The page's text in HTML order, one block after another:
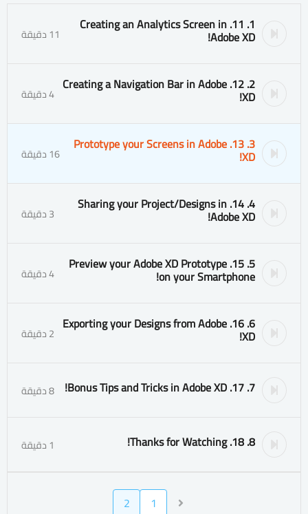
1. 11. Creating an Analytics Screen in
Adobe XD! 11 دقيقة
2. 12. Creating a Navigation Bar in Adobe
XD! 4 دقيقة
3. 13. Prototype your Screens in Adobe
XD! 16 دقيقة
4. 14. Sharing your Project/Designs in
Adobe XD! 3 دقيقة
5. 15. Preview your Adobe XD Prototype
on your Smartphone! 4 دقيقة
6. 16. Exporting your Designs from Adobe
XD! 2 دقيقة
7. 17. Bonus Tips and Tricks in Adobe XD! 8 دقيقة
8. 18. Thanks for Watching! 1 دقيقة
1
2